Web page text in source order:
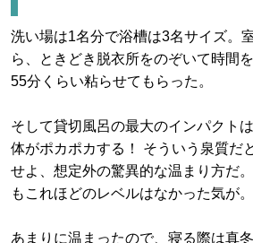
洗い場は1名分で浴槽は3名サイズ。
ら、ときどき脱衣所をのぞいて時間
55分くらい粘らせてもらった。
そして貸切風呂の最大のインパクト
体がポカポカする！ そういう泉質だ
せよ、想定外の驚異的な温まり方だ
もこれほどのレベルはなかった気が。
あまりに温まったので、寝る際は真